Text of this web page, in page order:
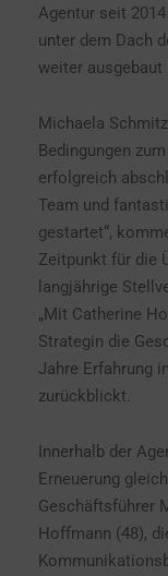
Agentur seit
unter dem Dach
weiter ausgebaut
Michaela
Bedingungen
erfolgreich
Team und
gestartet“,
Zeitpunkt für die
langjährige
„Mit Catherine
Strategin die
Jahre Erfahrung
zurückblickt.
Innerhalb der
Erneuerung
Geschäftsführer
Hoffmann (48),